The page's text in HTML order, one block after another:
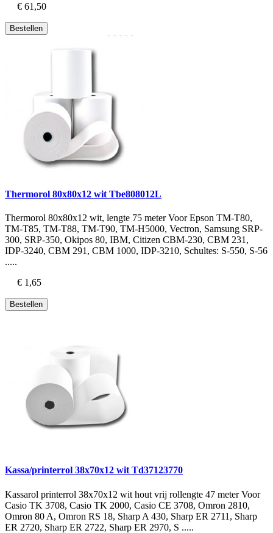
€ 61,50
Bestellen
Thermorol 80x80x12 wit Tbe808012L
Thermorol 80x80x12 wit, lengte 75 meter Voor Epson TM-T80,
TM-T85, TM-T88, TM-T90, TM-H5000, Vectron, Samsung SRP-
300, SRP-350, Okipos 80, IBM, Citizen CBM-230, CBM 231,
IDP-3240, CBM 291, CBM 1000, IDP-3210, Schultes: S-550, S-56
.....
€ 1,65
Bestellen
Kassa/printerrol 38x70x12 wit Td37123770
Kassarol printerrol 38x70x12 wit hout vrij rollengte 47 meter Voor
Casio TK 3708, Casio TK 2000, Casio CE 3708, Omron 2810,
Omron 80 A, Omron RS 18, Sharp A 430, Sharp ER 2711, Sharp
ER 2720, Sharp ER 2722, Sharp ER 2970, S .....